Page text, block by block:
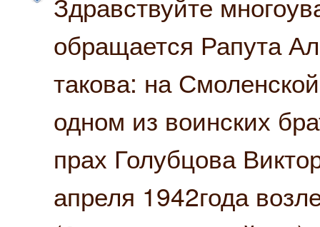
обращается Рапута
такова: на
одном из воинских
прах Голубцова
апреля 1942года